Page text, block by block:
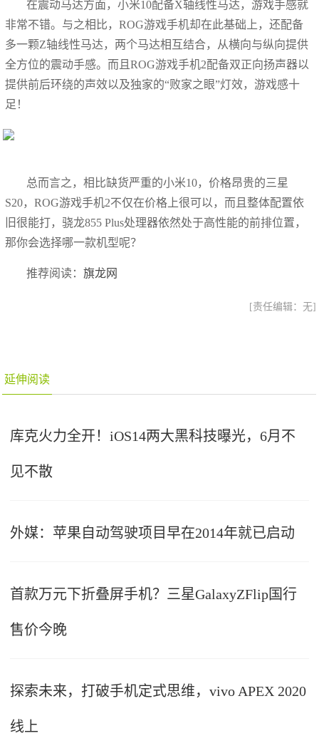
在震动马达方面，小米10配备X轴线性马达，游戏手感就
非常不错。与之相比，ROG游戏手机却在此基础上，还配备
多一颗Z轴线性马达，两个马达相互结合，从横向与纵向提供
全方位的震动手感。而且ROG游戏手机2配备双正向扬声器以
提供前后环绕的声效以及独家的“败家之眼”灯效，游戏感十
足！
总而言之，相比缺货严重的小米10，价格昂贵的三星
S20，ROG游戏手机2不仅在价格上很可以，而且整体配置依
旧很能打，骁龙855 Plus处理器依然处于高性能的前排位置，
那你会选择哪一款机型呢？
推荐阅读：旗龙网
[责任编辑：无]
延伸阅读
库克火力全开！iOS14两大黑科技曝光，6月不
见不散
外媒：苹果自动驾驶项目早在2014年就已启动
首款万元下折叠屏手机？三星GalaxyZFlip国行
售价今晚
探索未来，打破手机定式思维，vivo APEX 2020
线上